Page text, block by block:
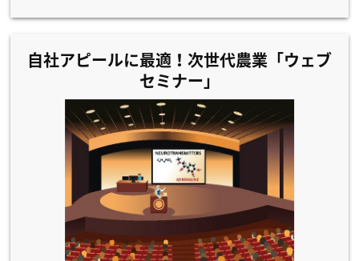
自社アピールに最適！次世代農業「ウェブ
セミナー」